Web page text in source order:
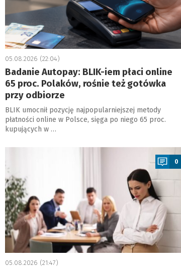
05.08.2026 (22:04)
Badanie Autopay: BLIK-iem płaci online
65 proc. Polaków, rośnie też gotówka
przy odbiorze
BLIK umocnił pozycję najpopularniejszej metody
płatności online w Polsce, sięga po niego 65 proc.
kupujących w …
a
0
05.08.2026 (21:47)